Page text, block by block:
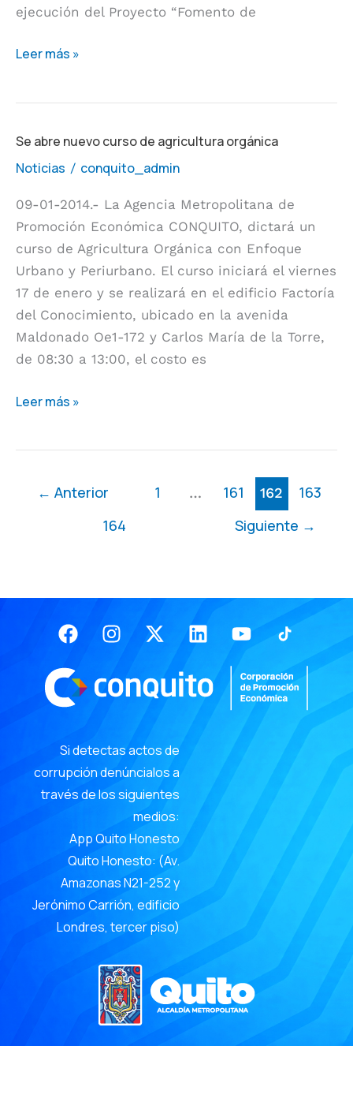
ejecución del Proyecto “Fomento de
Leer más »
Se abre nuevo curso de agricultura orgánica
Noticias / conquito_admin
09-01-2014.- La Agencia Metropolitana de
Promoción Económica CONQUITO, dictará un
curso de Agricultura Orgánica con Enfoque
Urbano y Periurbano. El curso iniciará el viernes
17 de enero y se realizará en el edificio Factoría
del Conocimiento, ubicado en la avenida
Maldonado Oe1-172 y Carlos María de la Torre,
de 08:30 a 13:00, el costo es
Se
abre
curso
de
agricultura
orgánica
Leer más »
← Anterior 1 … 161 162
163
164
Siguiente →
FacebookInstagram
X-
twitter
LinkedinYoutube
Si detectas actos de
corrupción denúncialos a
través de los siguientes
medios:
App Quito Honesto
Quito Honesto: (Av.
Amazonas N21-252 y
Jerónimo Carrión, edificio
Londres, tercer piso)